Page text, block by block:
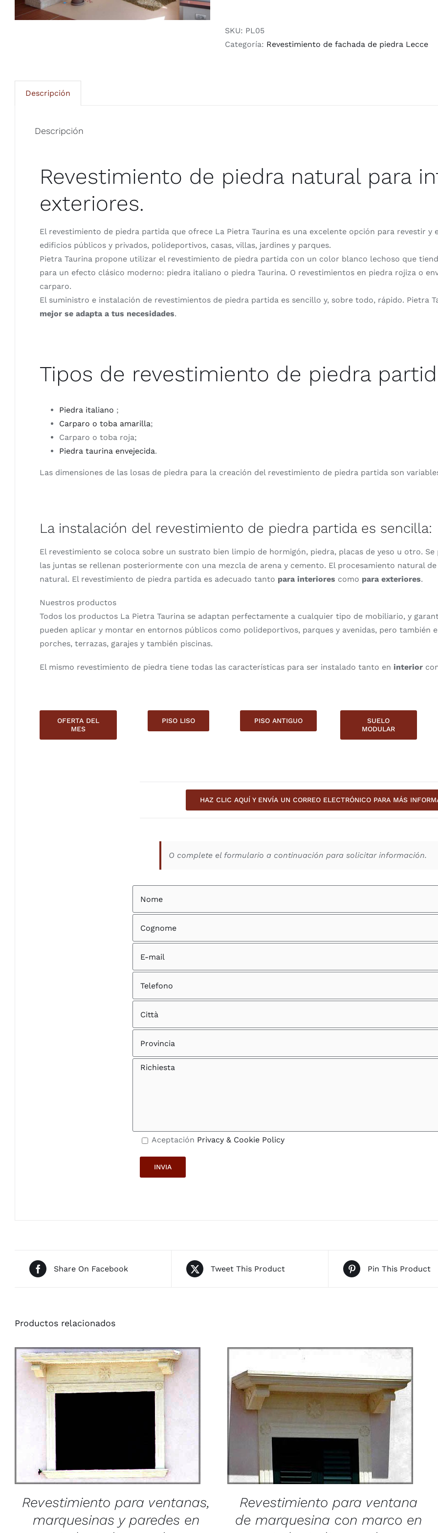
SKU: PL05
Categoría: Revestimiento de fachada de piedra Lecce
Descripción
Descripción
Revestimiento de piedra natural para
exteriores.
El revestimiento de piedra partida que ofrece La Pietra Taurina es una excelente opción para revestir
edificios públicos y privados, polideportivos, casas, villas, jardines y parques.
Pietra Taurina propone utilizar el revestimiento de piedra partida con un color blanco lechoso que
para un efecto clásico moderno: piedra italiano o piedra Taurina. O revestimientos en piedra rojiza o
carparo.
El suministro e instalación de revestimientos de piedra partida es sencillo y, sobre todo, rápido. Pietra
mejor se adapta a tus necesidades.
Tipos de revestimiento de piedra
Piedra italiano ;
Carparo o toba amarilla;
Carparo o toba roja;
Piedra taurina envejecida.
Las dimensiones de las losas de piedra para la creación del revestimiento de piedra partida son
La instalación del revestimiento de piedra partida es sencilla:
El revestimiento se coloca sobre un sustrato bien limpio de hormigón, piedra, placas de yeso u otro.
las juntas se rellenan posteriormente con una mezcla de arena y cemento. El procesamiento natural
natural. El revestimiento de piedra partida es adecuado tanto para interiores como para exteriores.
Nuestros productos
Todos los productos La Pietra Taurina se adaptan perfectamente a cualquier tipo de mobiliario, y
pueden aplicar y montar en entornos públicos como polideportivos, parques y avenidas, pero también
porches, terrazas, garajes y también piscinas.
El mismo revestimiento de piedra tiene todas las características para ser instalado tanto en interior
OFERTA DEL
MES
PISO LISO PISO ANTIGUO
SUELO
MODULAR
HAZ CLIC AQUÍ Y ENVÍA UN CORREO ELECTRÓNICO PARA MÁS
O complete el formulario a continuación para solicitar información.
Aceptación Privacy & Cookie Policy
Share On Facebook Tweet This Product Pin This Product
Productos relacionados
Revestimiento para ventanas,
marquesinas y paredes en
QUICK VIEW
Revestimiento para ventana
de marquesina con marco en